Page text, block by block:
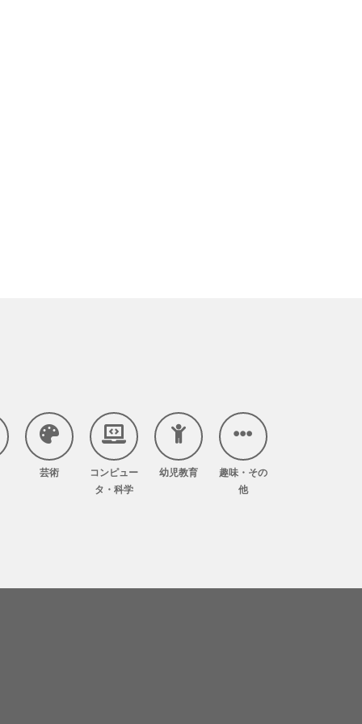
芸術
コンピュー
タ・科学
幼児教育
趣味・その
他